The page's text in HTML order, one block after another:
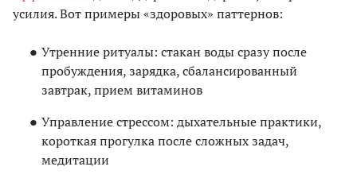
усилия. Вот примеры «здоровых» паттернов:
Утренние ритуалы: стакан воды сразу после
пробуждения, зарядка, сбалансированный
завтрак, прием витаминов
Управление стрессом: дыхательные практики,
короткая прогулка после сложных задач,
медитации